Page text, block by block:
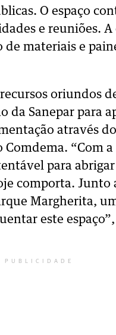
O espaço
e reuniões. A
materiais e
oriundos
da Sanepar para
através
“Com
para
comporta. Junto
Margherita,
este
PUBLICIDADE